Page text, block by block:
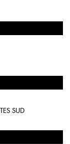
SUD